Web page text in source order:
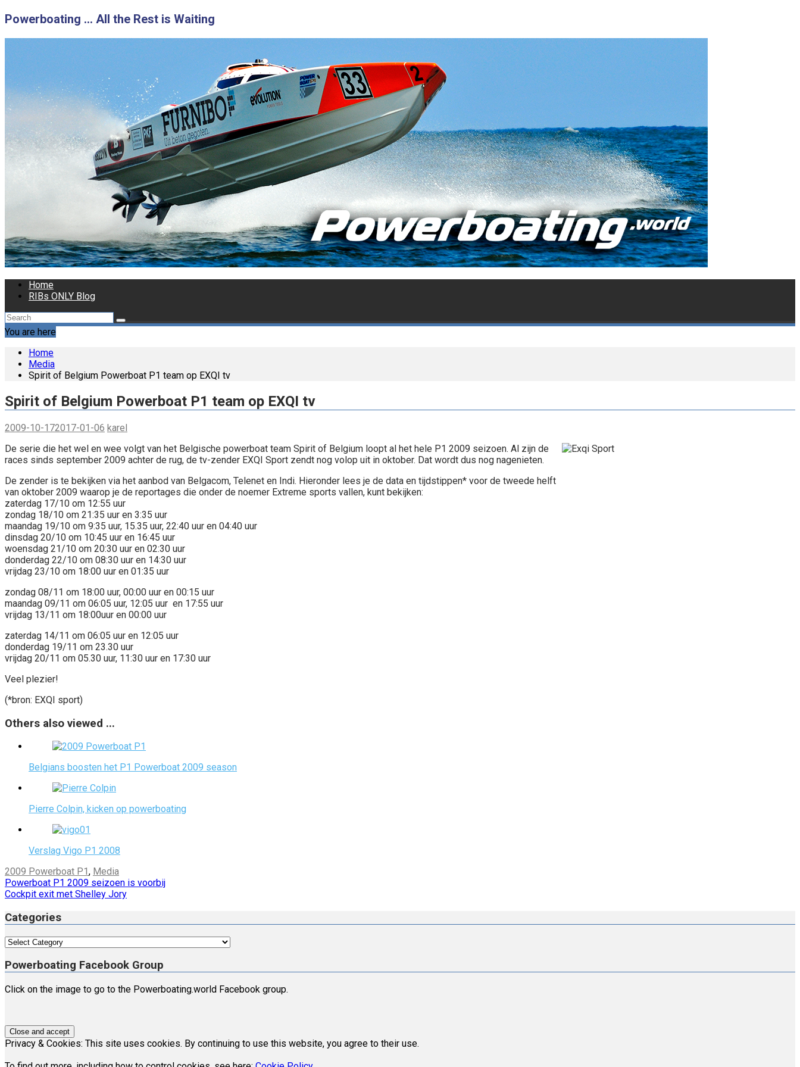
Skip
content
Powerboating … All the Rest is Waiting
Home
RIBs ONLY Blog
You are here
Home
Media
Spirit of Belgium Powerboat P1 team op EXQI tv
Spirit of Belgium Powerboat P1 team op EXQI tv
2009-10-172017-01-06 karel
De serie die het wel en wee volgt van het Belgische powerboat team Spirit of Belgium loopt al het hele P1 2009 seizoen. Al zijn de
races sinds september 2009 achter de rug, de tv-zender EXQI Sport zendt nog volop uit in oktober. Dat wordt dus nog nagenieten.
De zender is te bekijken via het aanbod van Belgacom, Telenet en Indi. Hieronder lees je de data en tijdstippen* voor de tweede helft
van oktober 2009 waarop je de reportages die onder de noemer Extreme sports vallen, kunt bekijken:
zaterdag 17/10 om 12:55 uur
zondag 18/10 om 21:35 uur en 3:35 uur
maandag 19/10 om 9:35 uur, 15.35 uur, 22:40 uur en 04:40 uur
dinsdag 20/10 om 10:45 uur en 16:45 uur
woensdag 21/10 om 20:30 uur en 02:30 uur
donderdag 22/10 om 08:30 uur en 14:30 uur
vrijdag 23/10 om 18:00 uur en 01:35 uur
zondag 08/11 om 18:00 uur, 00:00 uur en 00:15 uur
maandag 09/11 om 06:05 uur, 12:05 uur en 17:55 uur
vrijdag 13/11 om 18:00uur en 00:00 uur
zaterdag 14/11 om 06:05 uur en 12:05 uur
donderdag 19/11 om 23.30 uur
vrijdag 20/11 om 05.30 uur, 11:30 uur en 17:30 uur
Veel plezier!
(*bron: EXQI sport)
Others also viewed ...
Belgians boosten het P1 Powerboat 2009 season
Pierre Colpin, kicken op powerboating
Verslag Vigo P1 2008
2009 Powerboat P1 , Media
Post
navigation
Powerboat P1 2009 seizoen is voorbij
Cockpit exit met Shelley Jory
Categories
Categories
Powerboating Facebook Group
Click on the image to go to the Powerboating.world Facebook group.
Privacy & Cookies: This site uses cookies. By continuing to use this website, you agree to their use.